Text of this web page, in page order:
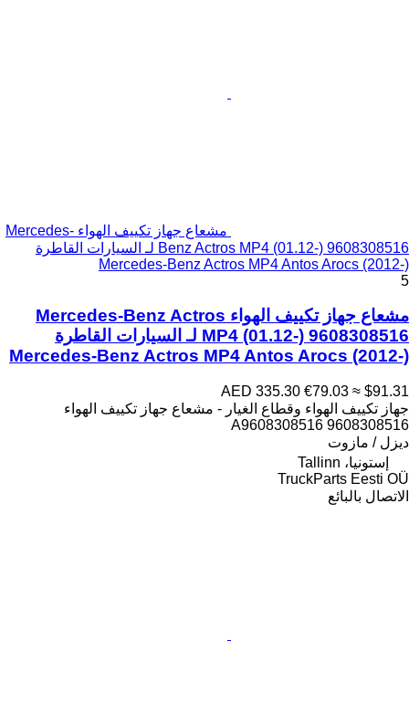
مشعاع جهاز تكييف الهواء Mercedes-
Benz Actros MP4 (01.12-) 9608308516 لـ السيارات القاطرة
Mercedes-Benz Actros MP4 Antos Arocs (2012-)
5
مشعاع جهاز تكييف الهواء Mercedes-Benz Actros
MP4 (01.12-) 9608308516 لـ السيارات القاطرة
Mercedes-Benz Actros MP4 Antos Arocs (2012-)
AED 335.30 €79.03 ≈ $91.31
جهاز تكييف الهواء وقطاع الغيار - مشعاع جهاز تكييف الهواء
9608308516 A9608308516
ديزل / مازوت
إستونيا، Tallinn
TruckParts Eesti OÜ
الاتصال بالبائع